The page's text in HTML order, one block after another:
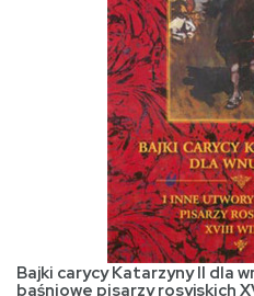
Bajki carycy Katarzyny II dla
baśniowe pisarzy rosyjskich